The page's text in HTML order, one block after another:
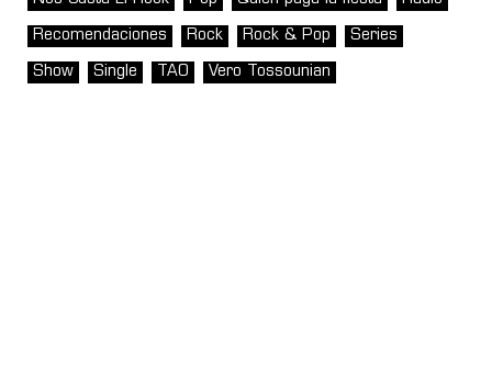
Recomendaciones Rock Rock & Pop Series
Show Single TAO Vero Tossounian